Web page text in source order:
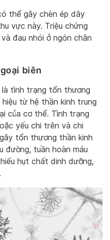
thể gây chèn ép dây
vực này. Triệu chứng
đau nhói ở ngón chân
biên
là tình trạng tổn thương
từ hệ thần kinh trung
của cơ thể. Tình trạng
yếu chi trên và chi
tổn thương thần kinh
đường, tuần hoàn máu
hụt chất dinh dưỡng,